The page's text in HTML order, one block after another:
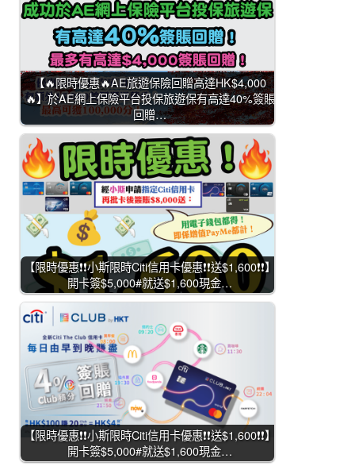
【🔥限時優惠🔥AE旅遊保險回贈高達HK$4,000
🔥】於AE網上保險平台投保旅遊保有高達40%簽賬
回贈…
【限時優惠❗❗小斯限時Citi信用卡優惠❗❗送$1,600❗❗】
開卡簽$5,000#就送$1,600現金…
【限時優惠❗❗小斯限時Citi信用卡優惠❗❗送$1,600❗❗】
開卡簽$5,000#就送$1,600現金…